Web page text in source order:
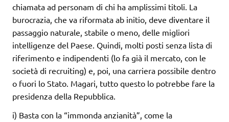
chiamata ad personam di chi ha amplissimi titoli. La
burocrazia, che va riformata ab initio, deve diventare il
passaggio naturale, stabile o meno, delle migliori
intelligenze del Paese. Quindi, molti posti senza lista di
riferimento e indipendenti (lo fa già il mercato, con le
società di recruiting) e, poi, una carriera possibile dentro
o fuori lo Stato. Magari, tutto questo lo potrebbe fare la
presidenza della Repubblica.
i) Basta con la “immonda anzianità”, come la